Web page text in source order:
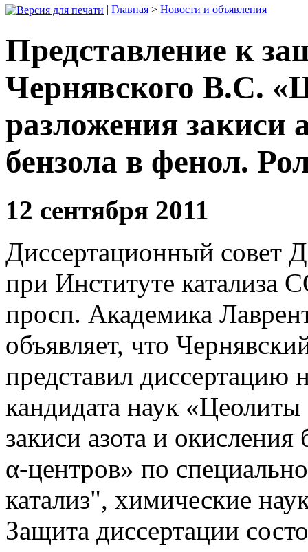
| Главная > Новости и объявления
Представление к
Чернявского В.С.
разложения закиси
бензола в фенол.
12 сентября 2011
Диссертационный совет
при Институте
просп. Академика
объявляет, что
представил диссертацию
кандидата наук
закиси азота и
α-центров» по
катализ", химические
Защита диссертации